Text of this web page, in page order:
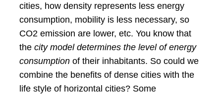
cities, how density represents less energy
consumption, mobility is less necessary, so
CO2 emission are lower, etc. You know that
the city model determines the level of energy
consumption of their inhabitants. So could we
combine the benefits of dense cities with the
life style of horizontal cities? Some